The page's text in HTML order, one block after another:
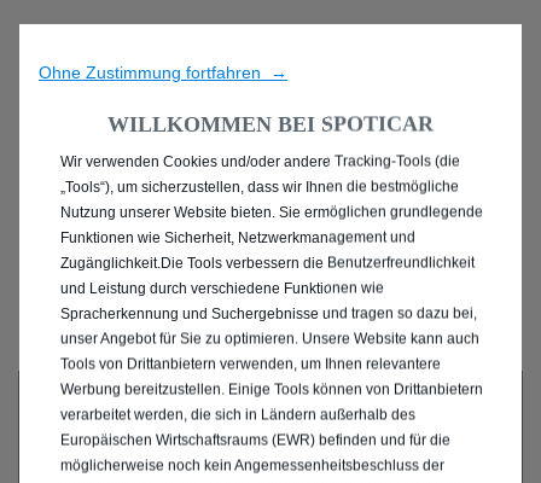
ENTDECKEN SIE ALLE
GEBRAUCHTWAGEN IN
OBERHAUSEN
Ohne Zustimmung fortfahren →
WILLKOMMEN BEI SPOTICAR
Wir verwenden Cookies und/oder andere Tracking-Tools (die
„Tools“), um sicherzustellen, dass wir Ihnen die bestmögliche
Nutzung unserer Website bieten. Sie ermöglichen grundlegende
Funktionen wie Sicherheit, Netzwerkmanagement und
Zugänglichkeit.Die Tools verbessern die Benutzerfreundlichkeit
und Leistung durch verschiedene Funktionen wie
Spracherkennung und Suchergebnisse und tragen so dazu bei,
unser Angebot für Sie zu optimieren. Unsere Website kann auch
Tools von Drittanbietern verwenden, um Ihnen relevantere
Werbung bereitzustellen. Einige Tools können von Drittanbietern
verarbeitet werden, die sich in Ländern außerhalb des
Europäischen Wirtschaftsraums (EWR) befinden und für die
möglicherweise noch kein Angemessenheitsbeschluss der